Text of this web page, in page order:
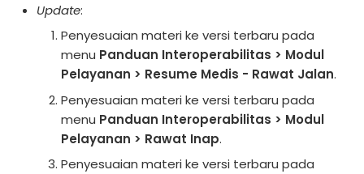
Update:
Penyesuaian materi ke versi terbaru pada
menu Panduan Interoperabilitas > Modul
Pelayanan > Resume Medis - Rawat Jalan.
Penyesuaian materi ke versi terbaru pada
menu Panduan Interoperabilitas > Modul
Pelayanan > Rawat Inap.
Penyesuaian materi ke versi terbaru pada